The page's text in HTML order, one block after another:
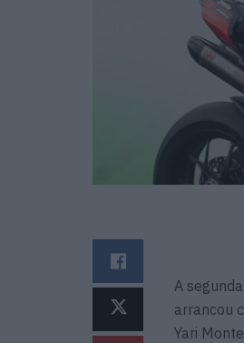
A
arrancou
Yari